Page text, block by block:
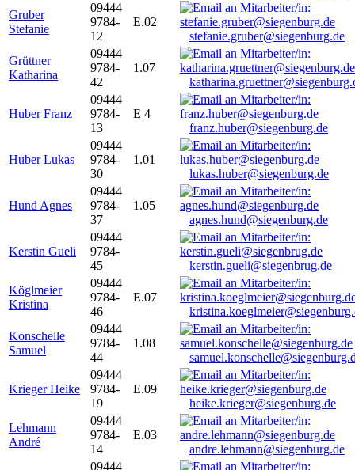
Gruber
Stefanie
09444
9784-
12
E.02
stefanie.gruber@siegenburg.de
Grüttner
Katharina
09444
9784-
42
1.07
Huber Franz
09444
9784-
13
E 4
franz.huber@siegenburg.de
Huber Lukas
09444
9784-
30
1.01
lukas.huber@siegenburg.de
Hund Agnes
09444
9784-
37
1.05
agnes.hund@siegenburg.de
Kerstin Gueli
09444
9784-
45
kerstin.gueli@siegenbrug.de
Köglmeier
Kristina
09444
9784-
46
E.07
Konschelle
Samuel
09444
9784-
44
1.08
Krieger Heike
09444
9784-
19
E.09
heike.krieger@siegenburg.de
Lehmann
André
09444
9784-
14
E.03
andre.lehmann@siegenburg.de
09444